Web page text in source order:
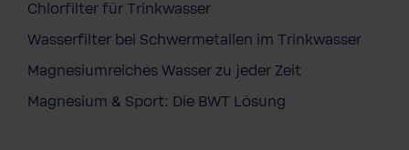
Chlorfilter für Trinkwasser
Wasserfilter bei Schwermetallen im Trinkwasser
Magnesiumreiches Wasser zu jeder Zeit
Magnesium & Sport: Die BWT Lösung